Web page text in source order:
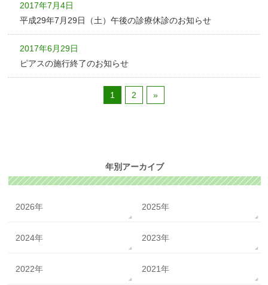
2017年7月4日
平成29年7月29日（土）午後の診療休診のお知らせ
2017年6月29日
ピアスの施行終了のお知らせ
1 2 »
年別アーカイブ
2026年 2025年
2024年 2023年
2022年 2021年